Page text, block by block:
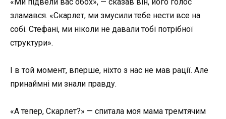
зламався. «Скарлет, ми змусили тебе нести все на
собі. Стефані, ми ніколи не давали тобі потрібної
структури».
І в той момент, вперше, ніхто з нас не мав рації. Але
принаймні ми знали правду.
«А тепер, Скарлет?» — спитала моя мама тремтячим